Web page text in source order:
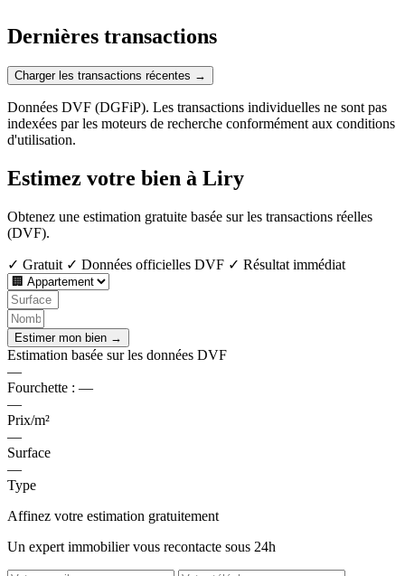
Dernières transactions
Charger les transactions récentes →
Données DVF (DGFiP). Les transactions individuelles ne sont pas
indexées par les moteurs de recherche conformément aux conditions
d'utilisation.
Estimez votre bien à Liry
Obtenez une estimation gratuite basée sur les transactions réelles
(DVF).
✓ Gratuit ✓ Données officielles DVF ✓ Résultat immédiat
Estimer mon bien →
Estimation basée sur les données DVF
—
Fourchette : —
—
Prix/m²
—
Surface
—
Type
Affinez votre estimation gratuitement
Un expert immobilier vous recontacte sous 24h